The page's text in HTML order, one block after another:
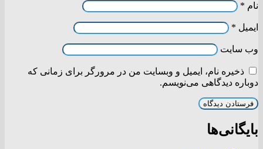
نام *
ایمیل *
وب‌ سایت
ذخیره نام، ایمیل و وبسایت من در مرورگر برای زمانی که
دوباره دیدگاهی می‌نویسم.
بایگانی‌ها